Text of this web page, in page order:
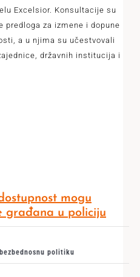
Excelsior. Konsultacije su
predloga za izmene i dopune
a u njima su učestvovali
državnih institucija i
mogu
građana u policiju
politiku